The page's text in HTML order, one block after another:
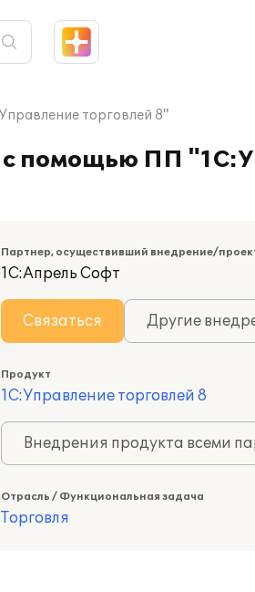
торговлей 8"
с помощью ПП
Партнер, осуществивший внедрение/
1С:Апрель Софт
Связаться Другие
Продукт
1С:Управление торговлей 8
Внедрения продукта всеми
Отрасль / Функциональная задача
Торговля